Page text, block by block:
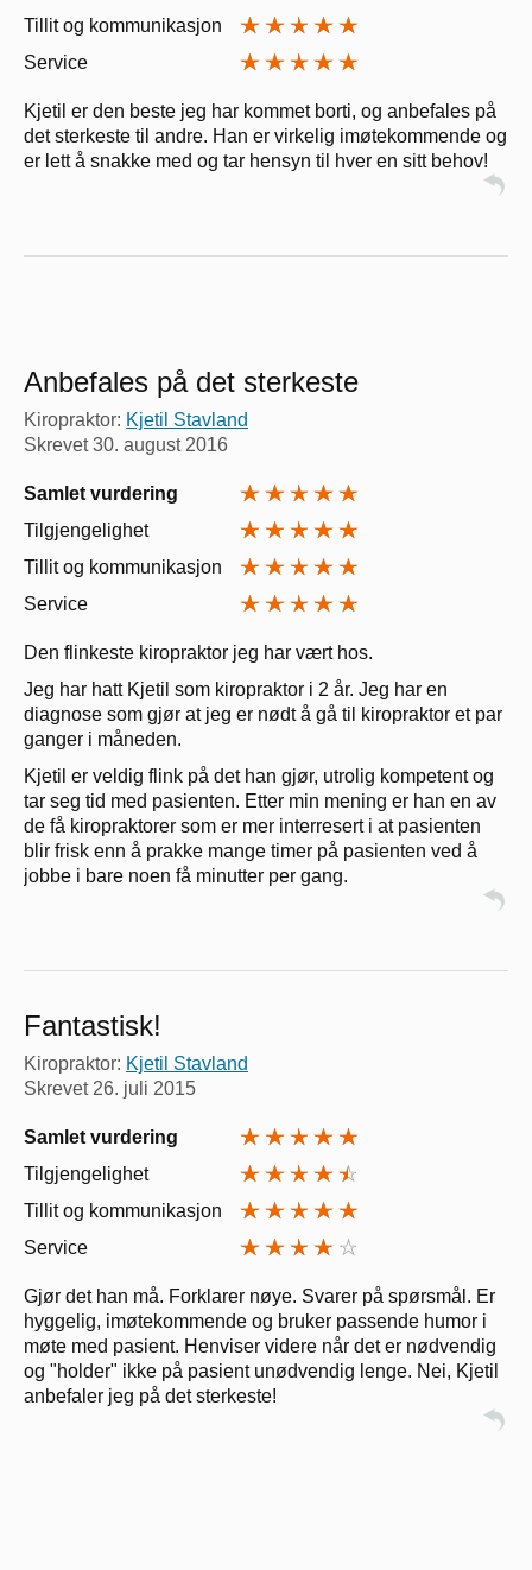
Tillit og kommunikasjon
Service
Kjetil er den beste jeg har kommet borti, og anbefales på
det sterkeste til andre. Han er virkelig imøtekommende og
er lett å snakke med og tar hensyn til hver en sitt behov!
Anbefales på det sterkeste
Kiropraktor: Kjetil Stavland
Skrevet30. august 2016
Samlet vurdering
Tilgjengelighet
Tillit og kommunikasjon
Service
Den flinkeste kiropraktor jeg har vært hos.
Jeg har hatt Kjetil som kiropraktor i 2 år. Jeg har en
diagnose som gjør at jeg er nødt å gå til kiropraktor et par
ganger i måneden.
Kjetil er veldig flink på det han gjør, utrolig kompetent og
tar seg tid med pasienten. Etter min mening er han en av
de få kiropraktorer som er mer interresert i at pasienten
blir frisk enn å prakke mange timer på pasienten ved å
jobbe i bare noen få minutter per gang.
Fantastisk!
Kiropraktor: Kjetil Stavland
Skrevet 26. juli 2015
Samlet vurdering
Tilgjengelighet
Tillit og kommunikasjon
Service
Gjør det han må. Forklarer nøye. Svarer på spørsmål. Er
hyggelig, imøtekommende og bruker passende humor i
møte med pasient. Henviser videre når det er nødvendig
og "holder" ikke på pasient unødvendig lenge. Nei, Kjetil
anbefaler jeg på det sterkeste!